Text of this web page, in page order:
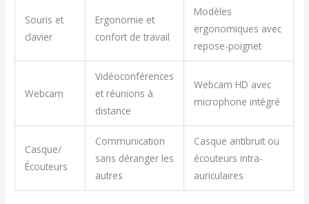
Souris et
clavier
Ergonomie et
confort de travail
Modèles
ergonomiques avec
repose-poignet
Webcam
Vidéoconférences
et réunions à
distance
Webcam HD avec
microphone intégré
Casque/
Écouteurs
Communication
sans déranger les
autres
Casque antibruit ou
écouteurs intra-
auriculaires